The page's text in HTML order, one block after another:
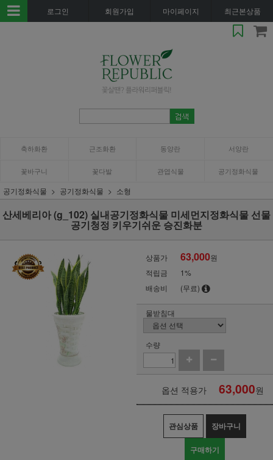
로그인 회원가입 마이페이지 최근본상품
축하화환 근조화환 동양란 서양란
꽃바구니 꽃다발 관엽식물 공기정화식물
공기정화식물 공기정화식물 소형
산세베리아 (g_102) 실내공기정화식물 미세먼지정화식물 선물
공기청정 키우기쉬운 승진화분
상품가 63,000원
적립금
1%
배송비
(무료)
물받침대
수량
옵션 적용가 63,000원
관심상품 장바구니
구매하기